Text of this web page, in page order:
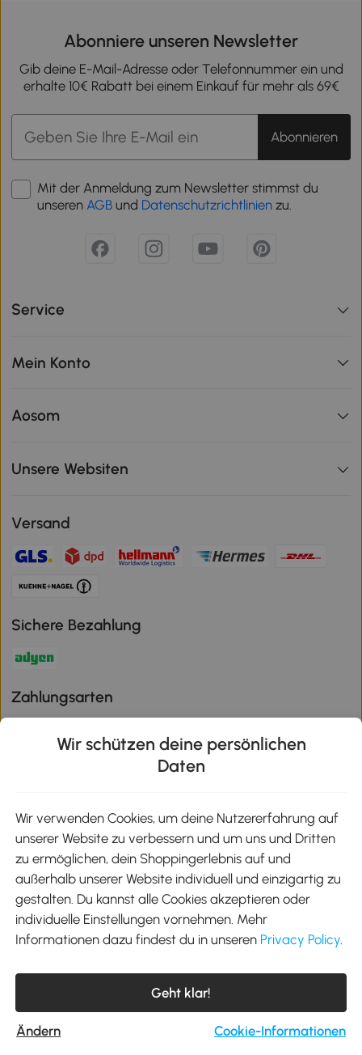
Abonniere unseren Newsletter
Gib deine E-Mail-Adresse oder Telefonnummer ein und
erhalte 10€ Rabatt bei einem Einkauf für mehr als 69€
Abonnieren
Mit der Anmeldung zum Newsletter stimmst du
unseren AGB und Datenschutzrichtlinien zu.
Service
Mein Konto
Aosom
Unsere Websiten
Versand
Sichere Bezahlung
Zahlungsarten
Aosom-App
Google Play
Tel.: +49 40 87408465
kontakt@aosom.de
Telefonservice Mo.-Fr. 9:00-17:30 Uhr
MH Handel GmbH, Wendenstraße 309, 20537 Hamburg
Wir schützen deine persönlichen
Daten
Wir verwenden Cookies, um deine Nutzererfahrung auf
unserer Website zu verbessern und um uns und Dritten
zu ermöglichen, dein Shoppingerlebnis auf und
außerhalb unserer Website individuell und einzigartig zu
gestalten. Du kannst alle Cookies akzeptieren oder
individuelle Einstellungen vornehmen. Mehr
Informationen dazu findest du in unseren Privacy Policy.
Geht klar!
Ändern Cookie-Informationen